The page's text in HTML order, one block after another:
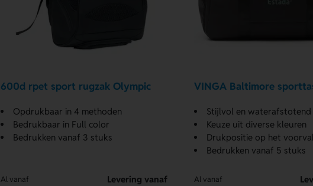
600d rpet sport rugzak Olympic
Opdrukbaar in 4 methoden
Bedrukbaar in Full color
Bedrukken vanaf 3 stuks
Al vanaf
Levering vanaf
VINGA Baltimore
Stijlvol en
Keuze uit diverse kleuren
Drukpositie op het
Bedrukken vanaf 5 stuks
Al vanaf